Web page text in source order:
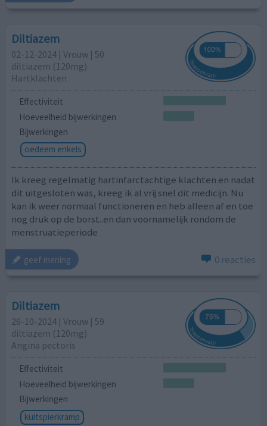
Diltiazem
02-12-2024 | Vrouw | 50
diltiazem (120mg)
Hartklachten
Effectiviteit
Hoeveelheid bijwerkingen
Bijwerkingen
oedeem enkels
Ik kreeg regelmatig hartinfarctachtige klachten en nadat
dit uitgesloten was, kreeg ik al vrij snel dit medicijn. Nu
kan ik weer normaal functioneren en heb alleen af en toe
nog druk op de borst..en dan voornamelijk rondom de
menstruatieperiode
geef mening 0 reacties
Diltiazem
26-10-2024 | Vrouw | 59
diltiazem (120mg)
Angina pectoris
Effectiviteit
Hoeveelheid bijwerkingen
Bijwerkingen
kuitspierkramp